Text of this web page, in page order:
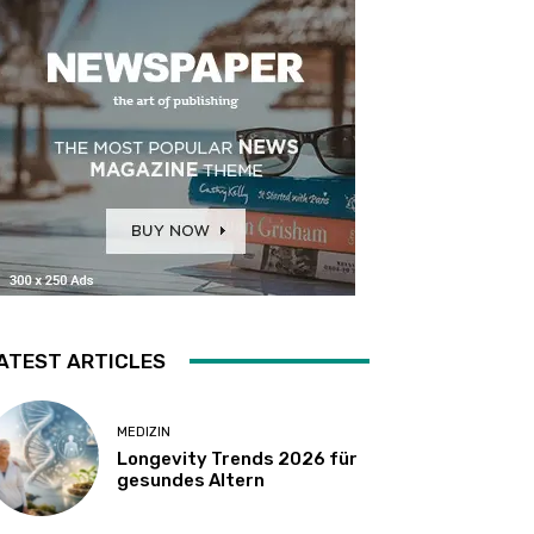
ARTICLES
MEDIZIN
Longevity Trends 2026 für
gesundes Altern